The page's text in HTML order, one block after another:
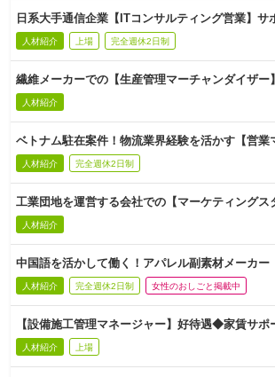
日系大手通信企業【ITコンサルティング営業】
人材紹介 上場 完全週休2日制
繊維メーカーでの【生産管理マーチャンダイザ
人材紹介
ベトナム駐在案件！物流業界経験を活かす【営業
人材紹介 完全週休2日制
工業団地を運営する会社での【マーケティングス
人材紹介
中国語を活かして働く！アパレル副素材メーカー
人材紹介 完全週休2日制 女性のおしごと掲載中
【設備施工管理マネージャー】好待遇◆家賃サポ
人材紹介 上場